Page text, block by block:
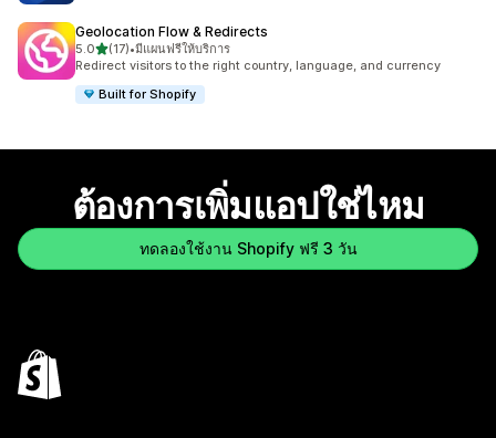
Geolocation Flow & Redirects
5.0เต็ม 5 ดาว
(17)
ทั้งหมด 17 รีวิว
•มีแผนฟรีให้บริการ
Redirect visitors to the right country, language, and currency
Built for Shopify
ต้องการเพิ่มแอปใช่ไหม
ทดลองใช้งาน Shopify ฟรี 3 วัน